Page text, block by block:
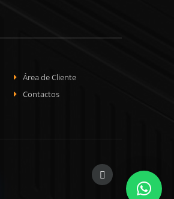
Área de Cliente
Contactos